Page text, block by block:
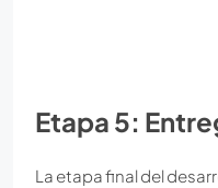
Etapa 5:
La etapa final del